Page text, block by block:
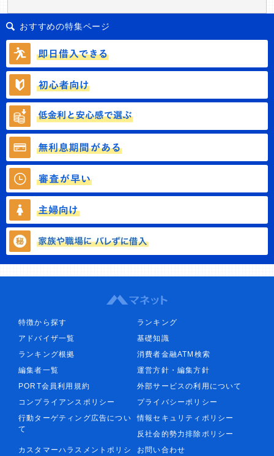
おすすめの特集ページ
特徴から探す
ランキング
アドバイザ一覧
基礎知識
ランキング根拠
消費者金融ATM検索
編集者一覧
運営方針・編集方針
PORT会員利用規約
外部サービスの利用について
コンプライアンスポリシー
プライバシーポリシー
行動ターゲティング広告につい
て
情報セキュリティポリシー
反社会的勢力排除ポリシー
カスタマーハラスメントポリシ
お問い合わせ